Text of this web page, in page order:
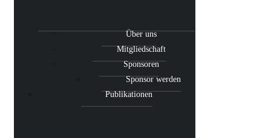
Über uns
Mitgliedschaft
Sponsoren
Sponsor werden
Publikationen